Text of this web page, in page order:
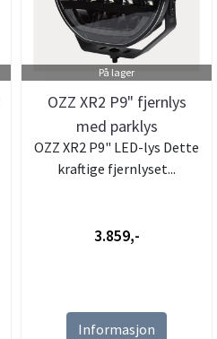
På lager
OZZ XR2 P9" fjernlys
med parklys
OZZ XR2 P9" LED-lys Dette
kraftige fjernlyset...
3.859,-
Informasjon